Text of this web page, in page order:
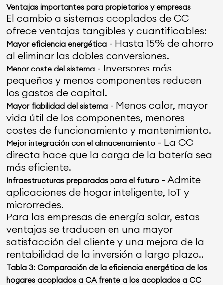
Ventajas importantes para propietarios y empresas
El cambio a sistemas acoplados de CC
ofrece ventajas tangibles y cuantificables:
Mayor eficiencia energética - Hasta 15% de ahorro
al eliminar las dobles conversiones.
Menor coste del sistema - Inversores más
pequeños y menos componentes reducen
los gastos de capital.
Mayor fiabilidad del sistema - Menos calor, mayor
vida útil de los componentes, menores
costes de funcionamiento y mantenimiento.
Mejor integración con el almacenamiento - La CC
directa hace que la carga de la batería sea
más eficiente.
Infraestructuras preparadas para el futuro - Admite
aplicaciones de hogar inteligente, IoT y
microrredes.
Para las empresas de energía solar, estas
ventajas se traducen en una mayor
satisfacción del cliente y una mejora de la
rentabilidad de la inversión a largo plazo..
Tabla 3: Comparación de la eficiencia energética de los
hogares acoplados a CA frente a los acoplados a CC